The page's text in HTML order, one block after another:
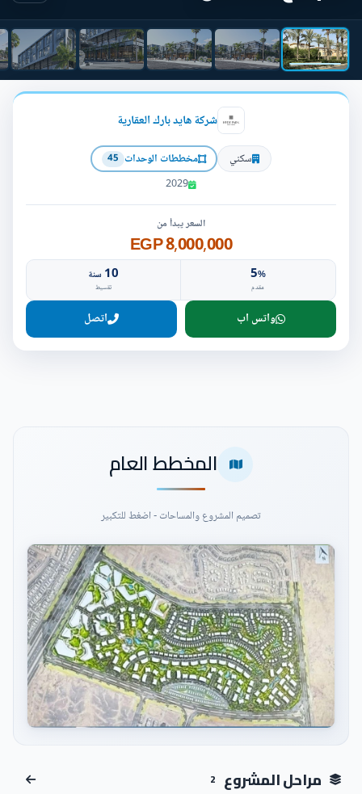
شركة هايد بارك العقارية
سكني مخططات الوحدات 45
2029
السعر يبدأ من
8,000,000 EGP
5%
مقدم
10 سنة
تقسيط
واتس اب اتصل
المخطط العام
تصميم المشروع والمساحات - اضغط للتكبير
اضغط للتكبير
مراحل المشروع 2